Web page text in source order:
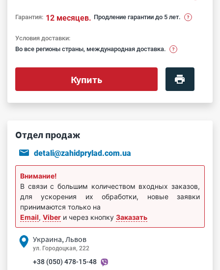
Гарантия: 12 месяцев. Продление гарантии до 5 лет.
Условия доставки:
Во все регионы страны, международная доставка.
Купить
Отдел продаж
detali@zahidprylad.com.ua
Внимание!
В связи с большим количеством входных заказов,
для ускорения их обработки, новые заявки
принимаются только на
Email, Viber и через кнопку Заказать
Украина, Львов
ул. Городоцкая, 222
+38 (050) 478-15-48